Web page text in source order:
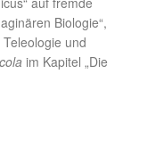
Biologie“,
und
im Kapitel „Die